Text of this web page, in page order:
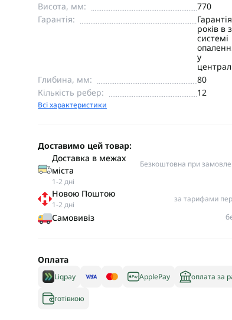
Висота, мм:
770
Гарантія:
років в
системі
у
Глибина, мм:
80
Кількість ребер:
12
Всі характеристики
Доставимо цей товар:
Доставка в межах
міста
1-2 дні
Безкоштовна при
Новою Поштою
1-2 дні
за тарифами
Самовивіз
Оплата
Liqpay ApplePay оплата за
готівкою